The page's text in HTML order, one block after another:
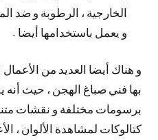
الخارجية ، الرطوبة و ضد
و يعمل باستخدامها أيضا .
و هناك أيضا العديد من الأعمال
بها فني صباغ الهجن ، حيث
برسومات مختلفة و نقشات
كتالوكات لمشاهدة الألوان ،